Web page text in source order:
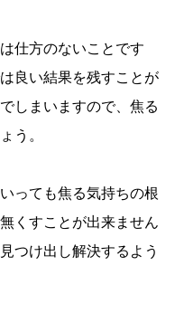
仕方のないことです
良い結果を残すことが
しまいますので、焦る
う。
っても焦る気持ちの根
くすことが出来ません
つけ出し解決するよう